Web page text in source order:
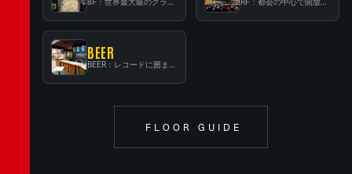
BEER
BEER：レコードに囲まれたスタンディングバー
FLOOR GUIDE